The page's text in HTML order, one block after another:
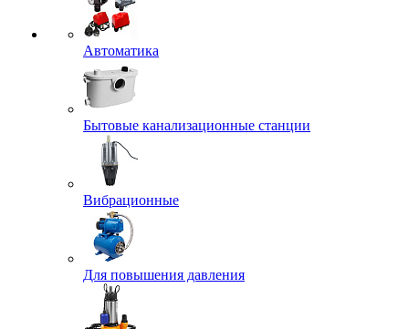
Автоматика
Бытовые канализационные станции
Вибрационные
Для повышения давления